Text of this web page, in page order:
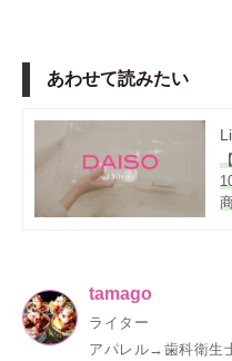
あわせて読みたい
tamago
ライター
アパレル→歯科衛生